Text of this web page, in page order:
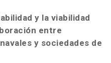
y la viabilidad
entre
y sociedades de